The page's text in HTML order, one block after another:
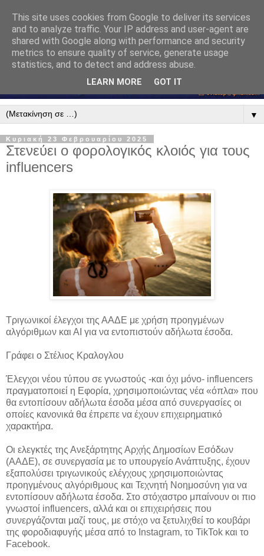
▼
Κυριακή 23 Φεβρουαρίου 2025
Στενεύει ο φορολογικός κλοιός για τους
influencers
Τριγωνικοί έλεγχοι της ΑΑΔΕ με χρήση προηγμένων
αλγόριθμων και ΑΙ για να εντοπιστούν αδήλωτα έσοδα.
Γράφει ο Στέλιος Κραλογλου
Έλεγχοι νέου τύπου σε γνωστούς -και όχι μόνο- influencers
πραγματοποιεί η Εφορία, χρησιμοποιώντας νέα «όπλα» που
θα εντοπίσουν αδήλωτα έσοδα μέσα από συνεργασίες οι
οποίες κανονικά θα έπρεπε να έχουν επιχειρηματικό
χαρακτήρα.
Οι ελεγκτές της Ανεξάρτητης Αρχής Δημοσίων Εσόδων
(ΑΑΔΕ), σε συνεργασία με το υπουργείο Ανάπτυξης, έχουν
εξαπολύσει τριγωνικούς ελέγχους χρησιμοποιώντας
προηγμένους αλγόριθμους και Τεχνητή Νοημοσύνη για να
εντοπίσουν αδήλωτα έσοδα. Στο στόχαστρο μπαίνουν οι πιο
γνωστοί influencers, αλλά και οι επιχειρήσεις που
συνεργάζονται μαζί τους, με στόχο να ξετυλιχθεί το κουβάρι
της φοροδιαφυγής μέσα από το Instagram, το TikTok και το
Facebook.
This site uses cookies from Google to deliver its services
and to analyze traffic. Your IP address and user-agent are
shared with Google along with performance and security
metrics to ensure quality of service, generate usage
statistics, and to detect and address abuse.
LEARN MORE GOT IT